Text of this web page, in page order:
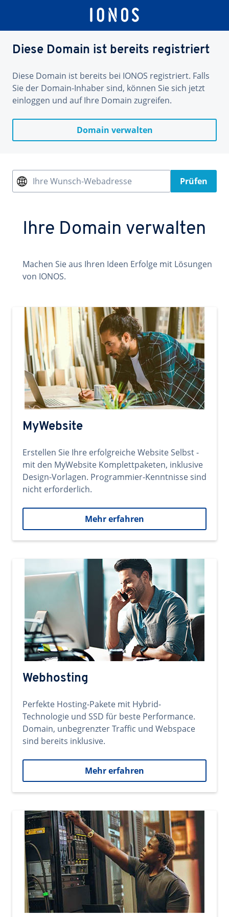
Diese Domain ist bereits registriert
Diese Domain ist bereits bei IONOS registriert. Falls
Sie der Domain-Inhaber sind, können Sie sich jetzt
einloggen und auf Ihre Domain zugreifen.
Domain verwalten
Ihre Wunsch-Webadresse Prüfen
Ihre Domain verwalten
Machen Sie aus Ihren Ideen Erfolge mit Lösungen
von IONOS.
MyWebsite
Erstellen Sie Ihre erfolgreiche Website Selbst -
mit den MyWebsite Komplettpaketen, inklusive
Design-Vorlagen. Programmier-Kenntnisse sind
nicht erforderlich.
Mehr erfahren
Webhosting
Perfekte Hosting-Pakete mit Hybrid-
Technologie und SSD für beste Performance.
Domain, unbegrenzter Traffic und Webspace
sind bereits inklusive.
Mehr erfahren